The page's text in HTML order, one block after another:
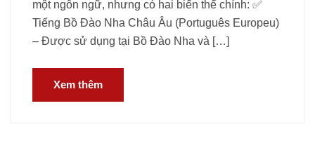
một ngôn ngữ, nhưng có hai biến thể chính: ✅
Tiếng Bồ Đào Nha Châu Âu (Português Europeu)
– Được sử dụng tại Bồ Đào Nha và […]
Xem thêm